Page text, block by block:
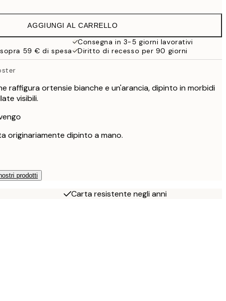
38 €
AGGIUNGI AL CARRELLO
Consegna in 3-5 giorni lavorativi
59 € di spesa
Diritto di recesso per 90 giorni
raffigura ortensie bianche e un'arancia, dipinto in morbidi
visibili.
originariamente dipinto a mano.
prodotti
Carta resistente negli anni